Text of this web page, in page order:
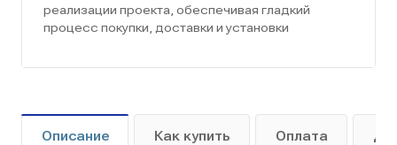
реализации проекта, обеспечивая гладкий
процесс покупки, доставки и установки
Описание Как купить Оплата